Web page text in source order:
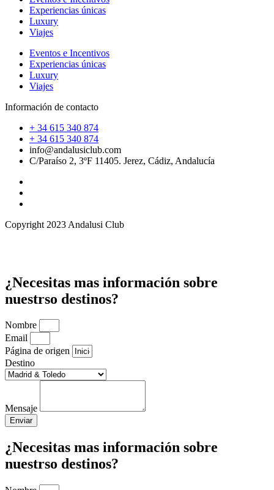
Experiencias únicas
Luxury
Viajes
Eventos e Incentivos
Experiencias únicas
Luxury
Viajes
Información de contacto
+ 34 615 340 874
+ 34 615 340 874
info@andalusiclub.com
C/Paraíso 2, 3ºF 11405. Jerez, Cádiz, Andalucía
Copyright 2023 Andalusi Club
¿Necesitas mas información sobre
nuestrso destinos?
Nombre
Email
Página de origen
Destino
Mensaje
Enviar
¿Necesitas mas información sobre
nuestrso destinos?